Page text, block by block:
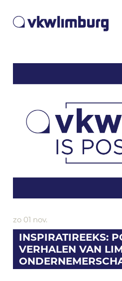
zo 01 nov.
INSPIRATIREEKS:
VERHALEN VAN